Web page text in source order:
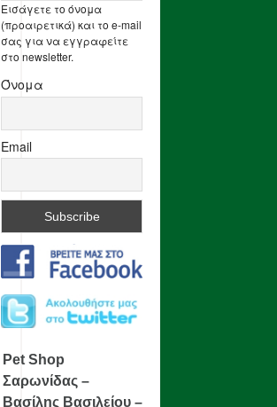
Εισάγετε το όνομα
(προαιρετικά) και το e-mail
σας για να εγγραφείτε
στο newsletter.
Όνομα
Email
Pet Shop
Σαρωνίδας –
Βασίλης Βασιλείου –